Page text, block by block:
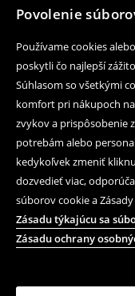
Povolenie
Používame cookies
poskytli čo najlepší
Súhlasom so všetkými
komfort pri nákupoch
zvykov a prispôsobenie
potrebám alebo
kedykoľvek zmeniť
dozvedieť viac,
súborov cookie a
Zásadu týkajúcu sa
Zásadu ochrany